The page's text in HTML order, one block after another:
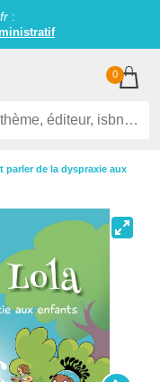
fr:
0
parler de la dyspraxie aux